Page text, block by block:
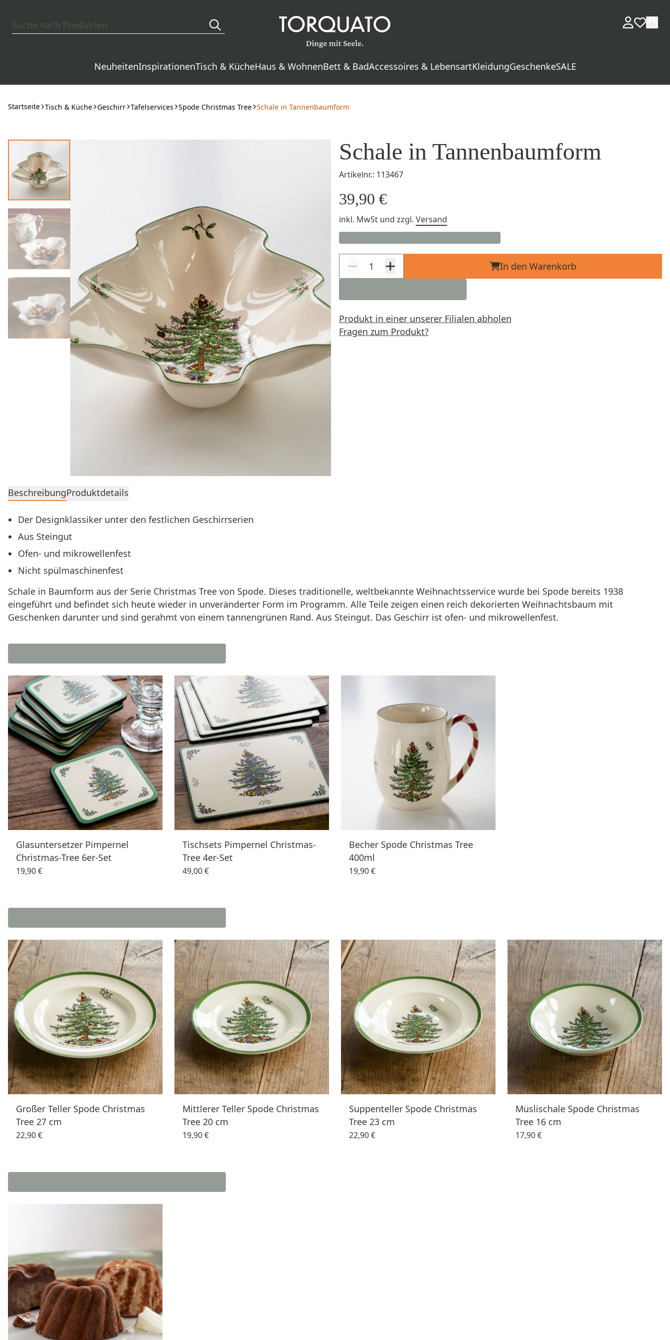
NeuheitenInspirationenTisch & KücheHaus & WohnenBett & BadAccessoires & LebensartKleidungGeschenkeSALE
Startseite Tisch & Küche Geschirr Tafelservices Spode Christmas Tree Schale in Tannenbaumform
Schale in Tannenbaumform
Artikelnr.: 113467
39,90 €
inkl. MwSt und zzgl. Versand
In den Warenkorb
Produkt in einer unserer Filialen abholen
Fragen zum Produkt?
BeschreibungProduktdetails
Der Designklassiker unter den festlichen Geschirrserien
Aus Steingut
Ofen- und mikrowellenfest
Nicht spülmaschinenfest
Schale in Baumform aus der Serie Christmas Tree von Spode. Dieses traditionelle, weltbekannte Weihnachtsservice wurde bei Spode bereits 1938
eingeführt und befindet sich heute wieder in unveränderter Form im Programm. Alle Teile zeigen einen reich dekorierten Weihnachtsbaum mit
Geschenken darunter und sind gerahmt von einem tannengrünen Rand. Aus Steingut. Das Geschirr ist ofen- und mikrowellenfest.
Glasuntersetzer Pimpernel
Christmas-Tree 6er-Set
19,90 €
Tischsets Pimpernel Christmas-
Tree 4er-Set
49,00 €
Becher Spode Christmas Tree
400ml
19,90 €
Großer Teller Spode Christmas
Tree 27 cm
22,90 €
Mittlerer Teller Spode Christmas
Tree 20 cm
19,90 €
Suppenteller Spode Christmas
Tree 23 cm
22,90 €
Müslischale Spode Christmas
Tree 16 cm
17,90 €